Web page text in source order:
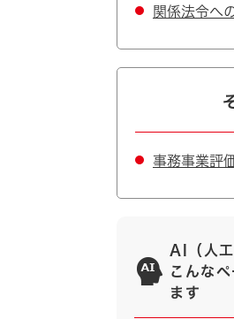
関係法令へ
事務事業評
AI（人
こんな
ます